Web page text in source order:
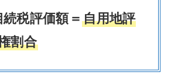
税評価額＝自用地評
割合